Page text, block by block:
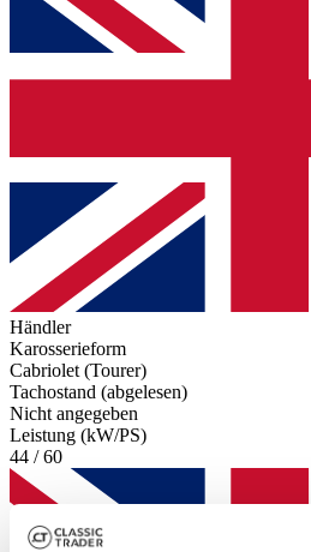
Händler
Karosserieform
Cabriolet (Tourer)
Tachostand (abgelesen)
Nicht angegeben
Leistung (kW/PS)
44 / 60